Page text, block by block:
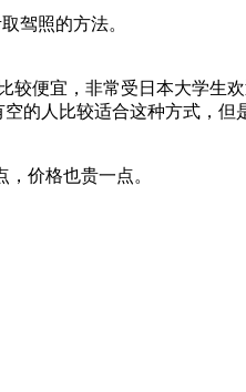
驾照的方法。
便宜，非常受日本大学生欢
的人比较适合这种方式，
价格也贵一点。